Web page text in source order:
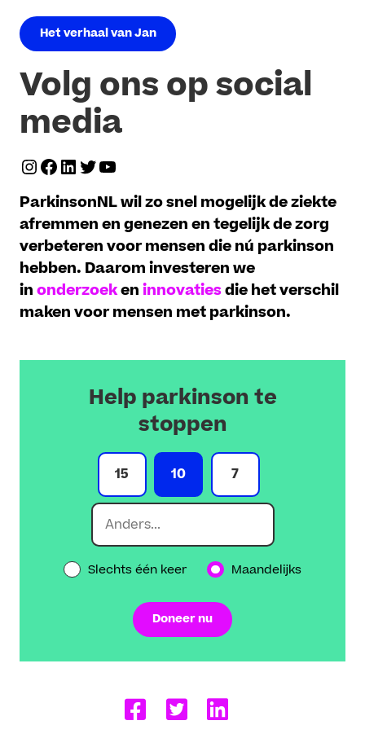
Het verhaal van Jan
Volg ons op social
media
Instagram
Facebook
LinkedIn
Twitter
YouTube
ParkinsonNL wil zo snel mogelijk de ziekte
afremmen en genezen en tegelijk de zorg
verbeteren voor mensen die nú parkinson
hebben. Daarom investeren we
inonderzoekeninnovatiesdie het verschil
maken voor mensen met parkinson.
Help parkinson te
stoppen
15 10 7
Slechts één keer Maandelijks
Doneer nu